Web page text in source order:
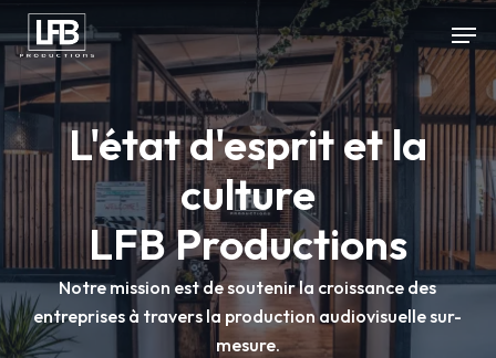
Skip
to
main
content
L'état d'esprit et la
culture
LFB Productions
Notre mission est de soutenir la croissance des
entreprises à travers la production audiovisuelle sur-
mesure.